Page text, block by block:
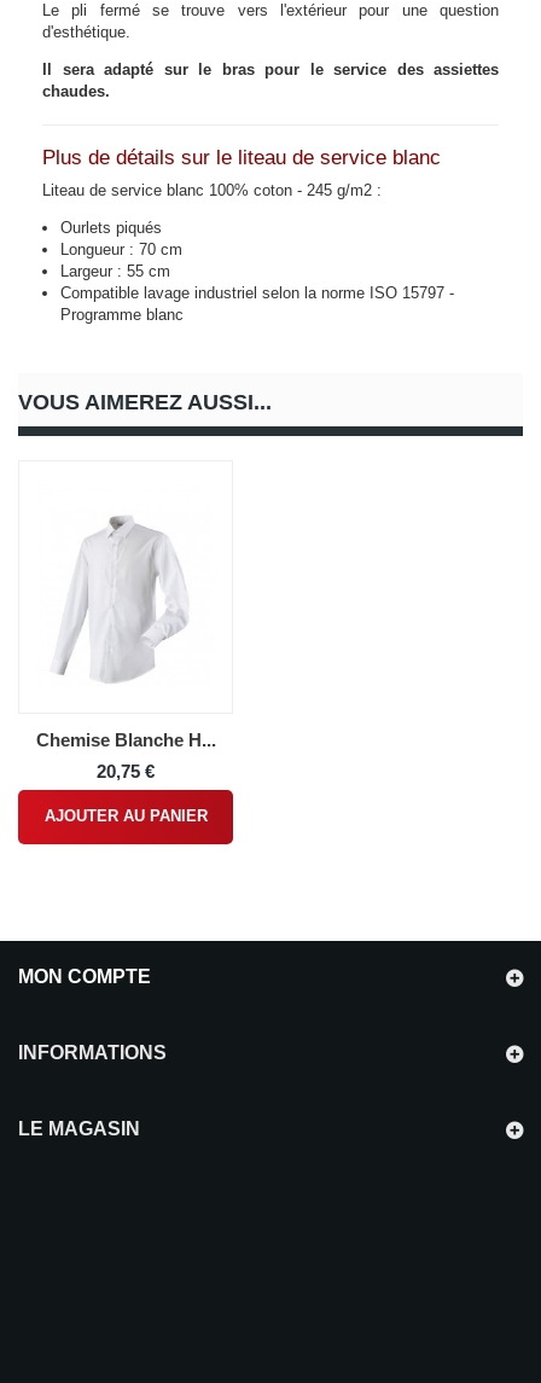
Le pli fermé se trouve vers l'extérieur pour une question
d'esthétique.
Il sera adapté sur le bras pour le service des assiettes
chaudes.
Plus de détails sur le liteau de service blanc
Liteau de service blanc 100% coton - 245 g/m2 :
Ourlets piqués
Longueur : 70 cm
Largeur : 55 cm
Compatible lavage industriel selon la norme ISO 15797 -
Programme blanc
VOUS AIMEREZ AUSSI...
Chemise Blanche H...
20,75 €
AJOUTER AU PANIER
MON COMPTE
INFORMATIONS
LE MAGASIN